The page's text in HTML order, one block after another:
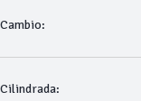
Cambio:
Cilindrada: